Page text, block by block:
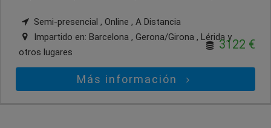
Semi-presencial , Online , A Distancia
Impartido en: Barcelona , Gerona/Girona , Lérida y
otros lugares
3122 €
Más información